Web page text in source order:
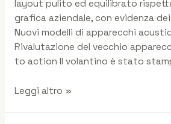
layout pulito ed equilibrato
grafica aziendale, con evidenza
Nuovi modelli di apparecchi
Rivalutazione del vecchio
to action Il volantino è stato
Leggi altro »